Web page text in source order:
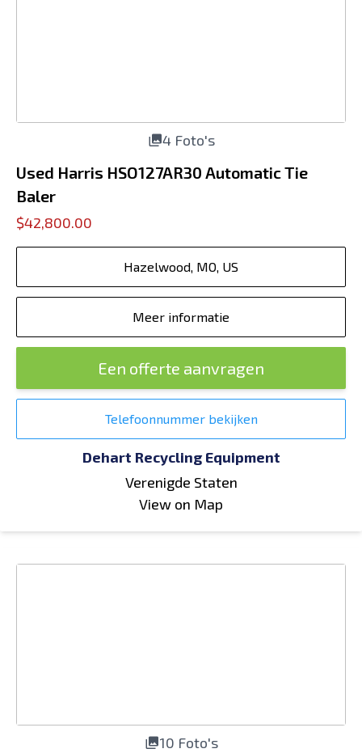
4 Foto's
Used Harris HSO127AR30 Automatic Tie
Baler
$42,800.00
Hazelwood, MO, US
Meer informatie
Een offerte aanvragen
Telefoonnummer bekijken
Dehart Recycling Equipment
Verenigde Staten
View on Map
10 Foto's